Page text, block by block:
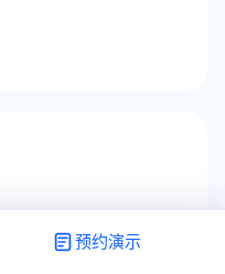
放入同一业务闭环。
预约演示